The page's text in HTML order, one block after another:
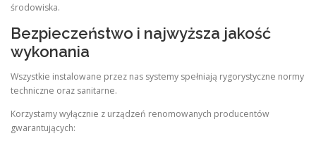
środowiska.
Bezpieczeństwo i najwyższa jakość
wykonania
Wszystkie instalowane przez nas systemy spełniają rygorystyczne normy
techniczne oraz sanitarne.
Korzystamy wyłącznie z urządzeń renomowanych producentów
gwarantujących: